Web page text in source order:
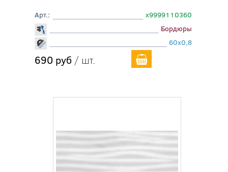
Арт.:
х9999110360
Бордюры
60x0,8
690 руб / шт.